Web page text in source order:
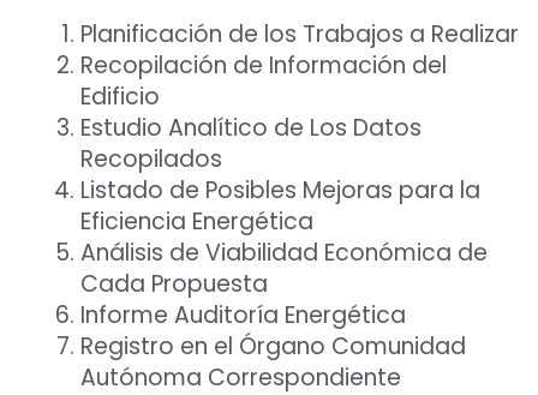
Planificación de los Trabajos a Realizar
Recopilación de Información del
Edificio
Estudio Analítico de Los Datos
Recopilados
Listado de Posibles Mejoras para la
Eficiencia Energética
Análisis de Viabilidad Económica de
Cada Propuesta
Informe Auditoría Energética
Registro en el Órgano Comunidad
Autónoma Correspondiente